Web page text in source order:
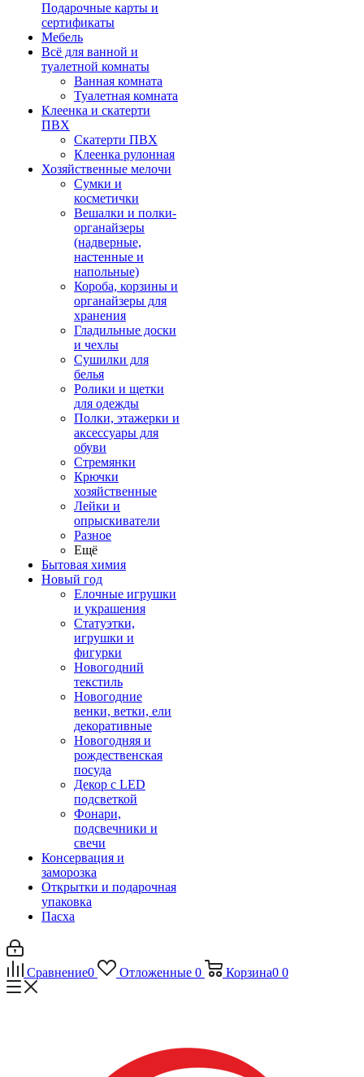
Подарочные карты и
сертификаты
Мебель
Всё для ванной и
туалетной комнаты
Ванная комната
Туалетная комната
Клеенка и скатерти
ПВХ
Скатерти ПВХ
Клеенка рулонная
Хозяйственные мелочи
Сумки и
косметички
Вешалки и полки-
органайзеры
(надверные,
настенные и
напольные)
Короба, корзины и
органайзеры для
хранения
Гладильные доски
и чехлы
Сушилки для
белья
Ролики и щетки
для одежды
Полки, этажерки и
аксессуары для
обуви
Стремянки
Крючки
хозяйственные
Лейки и
опрыскиватели
Разное
Ещё
Бытовая химия
Новый год
Елочные игрушки
и украшения
Статуэтки,
игрушки и
фигурки
Новогодний
текстиль
Новогодние
венки, ветки, ели
декоративные
Новогодняя и
рождественская
посуда
Декор с LED
подсветкой
Фонари,
подсвечники и
свечи
Консервация и
заморозка
Открытки и подарочная
упаковка
Пасха
Сравнение0 Отложенные 0 Корзина0 0